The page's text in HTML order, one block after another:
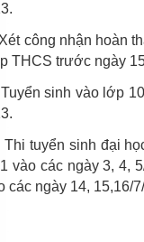
nhận hoàn
THCS trước ngày
sinh vào lớp 10
sinh đại học,
vào các ngày 3, 4,
các ngày 14, 15,16/